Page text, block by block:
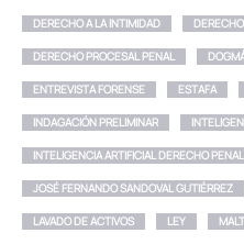
DERECHO A LA INTIMIDAD
DERECHO PROCESAL PENAL
ENTREVISTA FORENSE ESTAFA
INDAGACIÓN PRELIMINAR
INTELIGENCIA ARTIFICIAL DERECHO PENAL
JOSÉ FERNANDO SANDOVAL GUTIÉRREZ
LAVADO DE ACTIVOS LEY